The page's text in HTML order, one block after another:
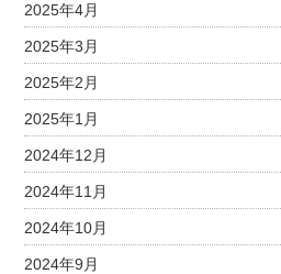
2025年4月
2025年3月
2025年2月
2025年1月
2024年12月
2024年11月
2024年10月
2024年9月